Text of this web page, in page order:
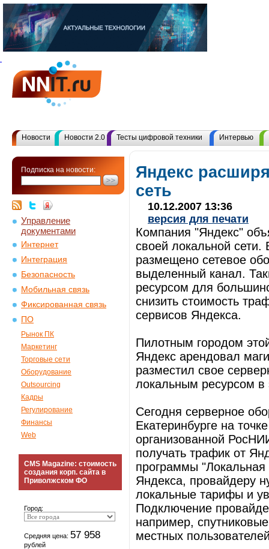
Новости Новости 2.0 Тесты цифровой техники Интервью
Подписка на новости:
Управление
документами
Интернет
Интеграция
Безопасность
Мобильная связь
Фиксированная связь
ПО
Рынок ПК
Маркетинг
Торговые сети
Оборудование
Outsourcing
Кадры
Регулирование
Финансы
Web
CMS Magazine: стоимость
создания корп. сайта в
Приволжском ФО
Город:
Средняя цена: 57 958
рублей
Яндекс
сеть
10.12.2007 13:36
версия для печати
Компания "Яндекс"
своей локальной сети.
размещено сетевое
выделенный канал.
ресурсом для
снизить стоимость
сервисов Яндекса.
Пилотным городом
Яндекс арендовал
разместил свое
локальным ресурсом в
Сегодня серверное
Екатеринбурге на
организованной
получать трафик от
программы "Локальная
Яндекса, провайдеру
локальные тарифы и
Подключение
например,
местных